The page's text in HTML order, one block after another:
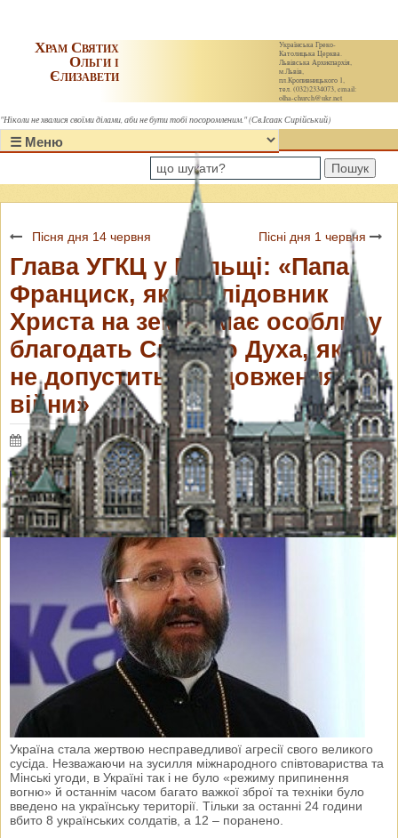
Українська Греко-
Католицька Церква.
Львівська Архиєпархія,
м.Львів,
пл.Кропивницького 1,
тел. (032)2334073, email:
olha-church@ukr.net
Храм Святих
Ольги і
Єлизавети
"Ніколи не хвалися своїми ділами, аби не бути тобі посоромленим." (Св.Ісаак Сирійський)
Пошук
Пісня дня 14 червня Пісні дня 1 червня
Глава УГКЦ у Польщі: «Папа
Франциск, як послідовник
Христа на землі, має особливу
благодать Святого Духа, яка
не допустить продовження цієї
війни»
10 червня 2015 р. Переглядів: 2978 Коментарі: 0
Україна стала жертвою несправедливої агресії свого великого
сусіда. Незважаючи на зусилля міжнародного співтовариства та
Мінські угоди, в Україні так і не було «режиму припинення
вогню» й останнім часом багато важкої зброї та техніки було
введено на українську території. Тільки за останні 24 години
вбито 8 українських солдатів, а 12 – поранено.